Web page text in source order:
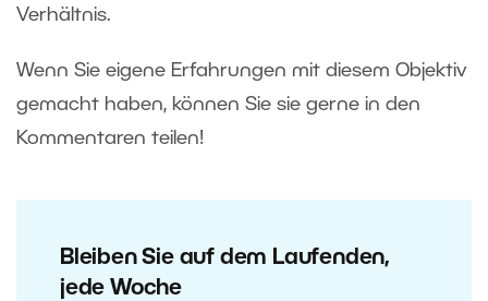
Verhältnis.
Wenn Sie eigene Erfahrungen mit diesem Objektiv
gemacht haben, können Sie sie gerne in den
Kommentaren teilen!
Bleiben Sie auf dem Laufenden,
jede Woche